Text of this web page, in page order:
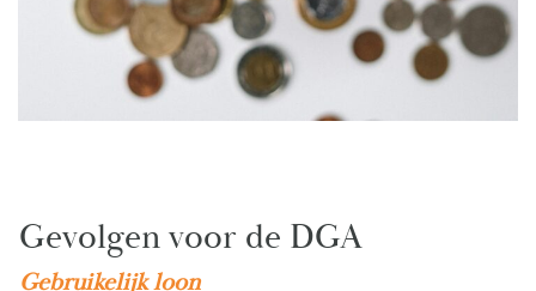
Gevolgen voor de DGA
Gebruikelijk loon